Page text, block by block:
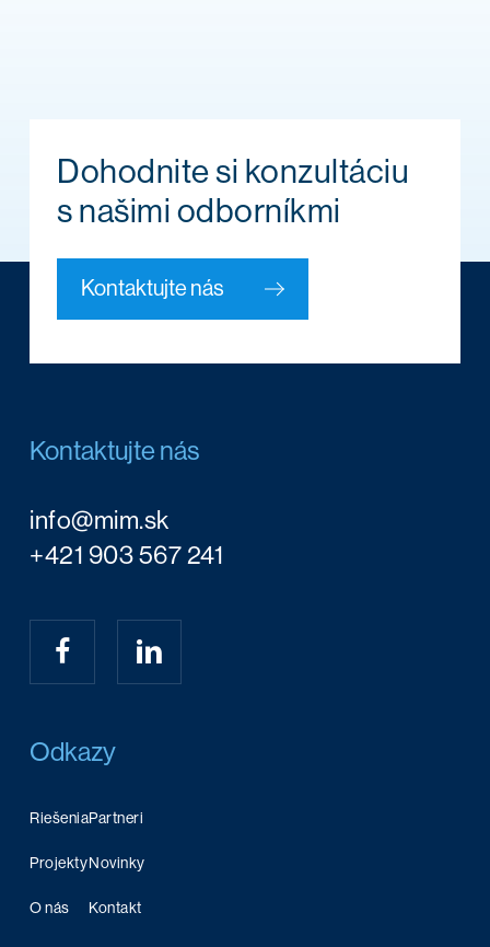
Dohodnite si konzultáciu
s našimi odborníkmi
Kontaktujte nás
Kontaktujte nás
info@mim.sk
+421 903 567 241
Odkazy
Riešenia
Projekty
O nás
Partneri
Novinky
Kontakt